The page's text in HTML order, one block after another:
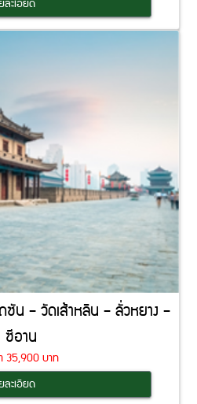
ละเอียด
ซัน – วัดเส้าหลิน – ลั่วหยาง –
ซีอาน
35,900 บาท
Soon
ละเอียด